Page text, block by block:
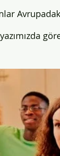
yazımızda